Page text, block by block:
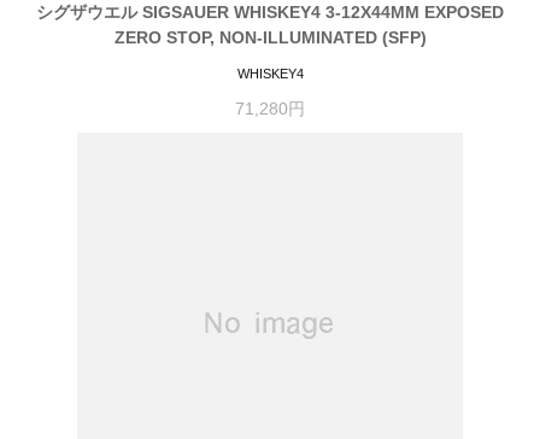
シグザウエル SIGSAUER WHISKEY4 3-12X44MM EXPOSED
ZERO STOP, NON-ILLUMINATED (SFP)
WHISKEY4
71,280円